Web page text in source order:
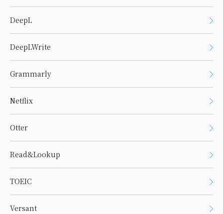
DeepL
DeepLWrite
Grammarly
Netflix
Otter
Read&Lookup
TOEIC
Versant